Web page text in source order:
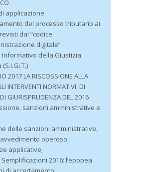
applicazione
del processo tributario ai
dal “codice
digitale”
Informativo della Giustizia
2017 LA RISCOSSIONE ALLA
INTERVENTI NORMATIVI, DI
GIURISPRUDENZA DEL 2016
sanzioni amministrative e
delle sanzioni amministrative,
operoso,
applicative;
Semplificazioni 2016: l’epopea